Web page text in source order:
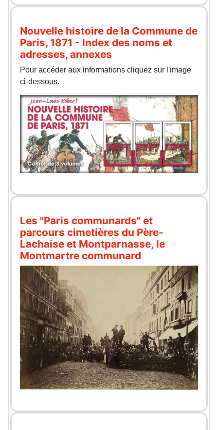
Nouvelle histoire de la Commune de
Paris, 1871 - Index des noms et
adresses, annexes
Pour accéder aux informations cliquez sur l'image
ci-dessous.
Les "Paris communards" et
parcours cimetières du Père-
Lachaise et Montparnasse, le
Montmartre communard